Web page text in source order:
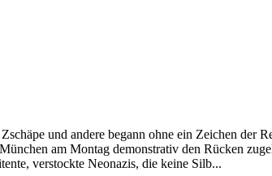
und andere begann ohne ein Zeichen
am Montag demonstrativ den Rücken
verstockte Neonazis, die keine Silb...